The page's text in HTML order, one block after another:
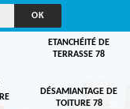
ETANCHÉITÉ DE
TERRASSE 78
DÉSAMIANTAGE DE
TOITURE 78